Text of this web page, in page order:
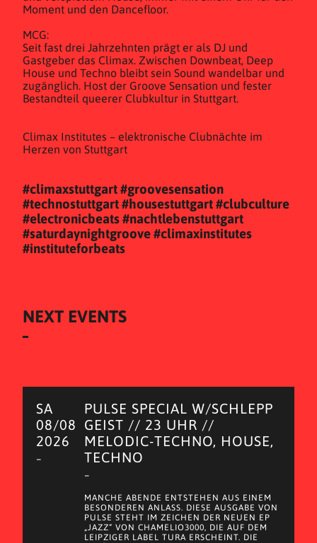
Moment und den Dancefloor.
MCG:
Seit fast drei Jahrzehnten prägt er als DJ und
Gastgeber das Climax. Zwischen Downbeat, Deep
House und Techno bleibt sein Sound wandelbar und
zugänglich. Host der Groove Sensation und fester
Bestandteil queerer Clubkultur in Stuttgart.
Climax Institutes – elektronische Clubnächte im
Herzen von Stuttgart
#climaxstuttgart#groovesensation
#technostuttgart#housestuttgart#clubculture
#electronicbeats#nachtlebenstuttgart
#saturdaynightgroove#climaxinstitutes
#instituteforbeats
NEXT EVENTS
SA
08/08
2026
–
PULSE SPECIAL W/SCHLEPP
GEIST // 23 UHR //
MELODIC-TECHNO, HOUSE,
TECHNO
–
MANCHE ABENDE ENTSTEHEN AUS EINEM
BESONDEREN ANLASS. DIESE AUSGABE VON
PULSE STEHT IM ZEICHEN DER NEUEN EP
„JAZZ“ VON CHAMELIO3000, DIE AUF DEM
LEIPZIGER LABEL TURA ERSCHEINT. DIE